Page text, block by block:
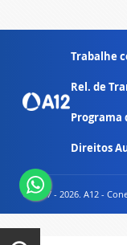
Trabalhe
Rel. de
Programa
Direitos
© 2007 - 2026. A12 -